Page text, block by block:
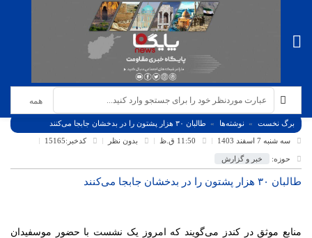
برگ نخست نوشته‌ها طالبان ۳۰ هزار پشتون را در بدخشان جابجا می‌کنند
سه شنبه 7 اسفند 1403 11:50 ق.ظ بدون نظر کدخبر:15165
حوزه: خبر و گزارش
طالبان ۳۰ هزار پشتون را در بدخشان جابجا می‌کنند
منابع موثق در کندز می‌گویند که امروز یک نشست با حضور موسفیدان